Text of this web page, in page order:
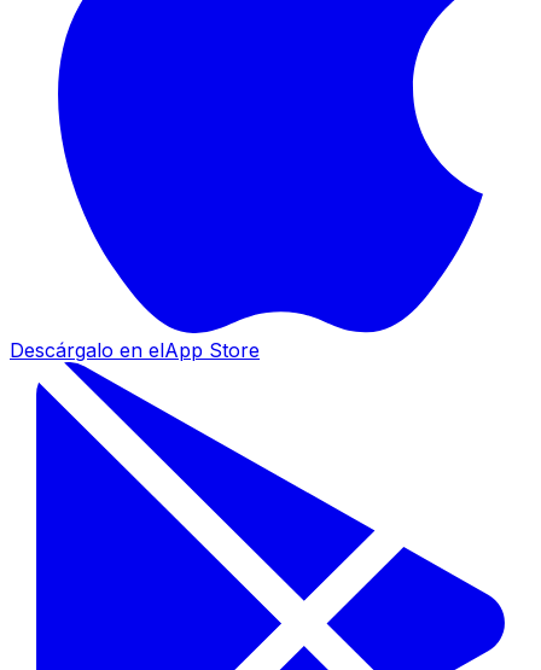
Descárgalo en elApp Store